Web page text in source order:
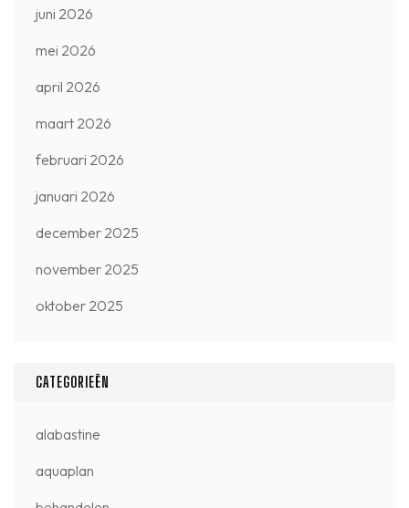
juni 2026
mei 2026
april 2026
maart 2026
februari 2026
januari 2026
december 2025
november 2025
oktober 2025
CATEGORIEËN
alabastine
aquaplan